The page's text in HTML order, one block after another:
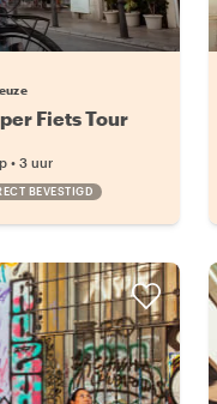
Fiets Tour
•3 uur
BEVESTIGD